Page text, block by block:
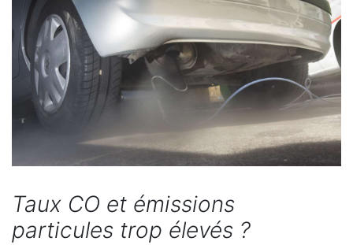
Taux CO et émissions
particules trop élevés ?